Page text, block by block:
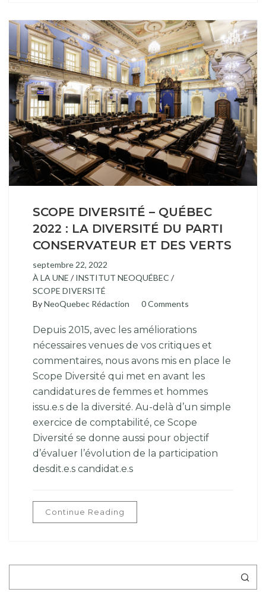
SCOPE DIVERSITÉ – QUÉBEC
2022 : LA DIVERSITÉ DU PARTI
CONSERVATEUR ET DES VERTS
septembre 22, 2022
À LA UNE /INSTITUT NEOQUÉBEC /
SCOPE DIVERSITÉ
ByNeoQuebec Rédaction 0 Comments
Depuis 2015, avec les améliorations
nécessaires venues de vos critiques et
commentaires, nous avons mis en place le
Scope Diversité qui met en avant les
candidatures de femmes et hommes
issu.e.s de la diversité. Au-delà d’un simple
exercice de comptabilité, ce Scope
Diversité se donne aussi pour objectif
d’évaluer l’évolution de la participation
desdit.e.s candidat.e.s
Continue Reading